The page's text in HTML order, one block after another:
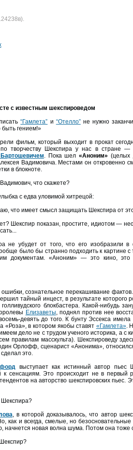
с известным шекспироведом
“Гамлета” и “Отелло”не нужно
быть гением!»
фильм, который выходит в прокат
по творчеству Шекспира у нас в стране —
. Пока шел«Аноним» (целых
Вадимовича. Местами он откровенно
в блокноте.
что скажете?
с едва уловимой хитрецой:
что имеет смысл защищать Шекспира от
Шекспир показан, простите, идиотом —
не убудет от того, что его изобразили в
было бы странно подходить к картине с
документам. «Аноним» — это кино,
сознательное перекашивание
тайный инцест, в результате которого
блокбастера. Какой-нибудь
Елизаветы, поднял против нее
девять до того. К бунту Эссекса
в котором якобы ставят «Гамлета».
дело не с трудом ученого историка, а с
правилам масскульта). Шекспироведу
Орлофф, сценарист «Анонима»,
это.
выступает как истинный автор пьес
к сенсациям. Это происходит не в
на авторство шекспировских пьес.
Шекспира?
, в которой доказывалось, что автор
как и всегда, смелые, но
начнется новая волна шума. Потом она тоже